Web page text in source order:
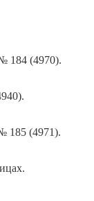
184 (4970).
185 (4971).